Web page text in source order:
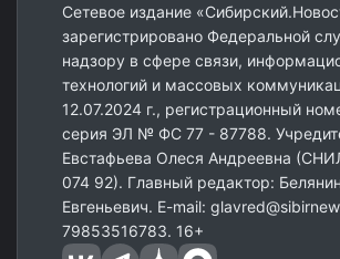
Сетевое издание
зарегистрировано Федеральной
надзору в сфере связи,
технологий и массовых
12.07.2024 г., регистрационный
серия ЭЛ № ФС 77 - 87788.
Евстафьева Олеся Андреевна
074 92). Главный редактор:
Евгеньевич. E-mail:
79853516783. 16+